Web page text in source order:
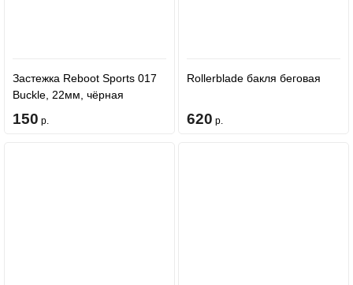
Застежка Reboot Sports 017
Buckle, 22мм, чёрная
150 р.
Rollerblade бакля беговая
620 р.